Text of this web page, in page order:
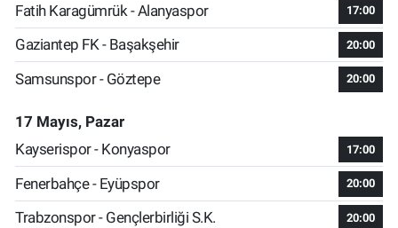
Fatih Karagümrük - Alanyaspor
17:00
Gaziantep FK - Başakşehir 20:00
Samsunspor - Göztepe 20:00
17 Mayıs, Pazar
Kayserispor - Konyaspor
17:00
Fenerbahçe - Eyüpspor 20:00
Trabzonspor - Gençlerbirliği S.K. 20:00